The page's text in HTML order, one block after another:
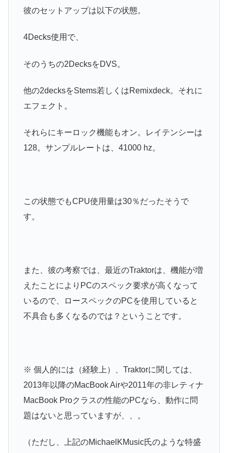
彼のセットアップは以下の状態。
4Decks使用で、
そのうちの2DecksをDVS。
他の2decksをStems若しくはRemixdeck。それに
エフェクト。
それらにキーロック機能もオン。レイテンシーは
128。サンプルレートは、41000 hz。
この状態でもCPU使用量は30％だったそうで
す。
また、彼の考察では、最近のTraktorは、機能が増
えたことによりPCのスペック要求が高くなって
いるので、ロースペックのPCを使用していると
不具合も多くなるのでは？ということです。
※ 個人的には（経験上）、Traktorに関しては、
2013年以降のMacBook Airや2011年の非レティナ
MacBook Proクラスの性能のPCなら、動作に問
題はないと思っていますが、、。
（ただし、上記のMichaelKMusic氏のような特盛